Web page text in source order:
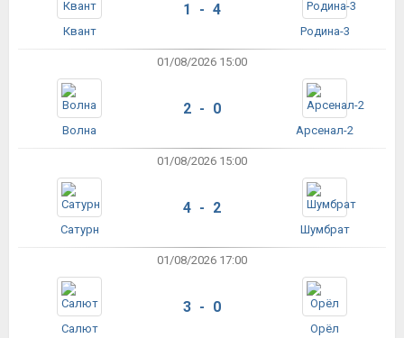
Квант
1 - 4
Родина-3
01/08/2026 15:00
Волна
2 - 0
Арсенал-2
01/08/2026 15:00
Сатурн
4 - 2
Шумбрат
01/08/2026 17:00
Салют
3 - 0
Орёл